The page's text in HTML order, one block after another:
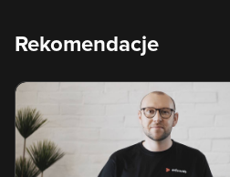
Nauka projektowania aplikacji
w naszych kursach w taki sposób,
mobilną w App Store albo Play
Rekomendacje